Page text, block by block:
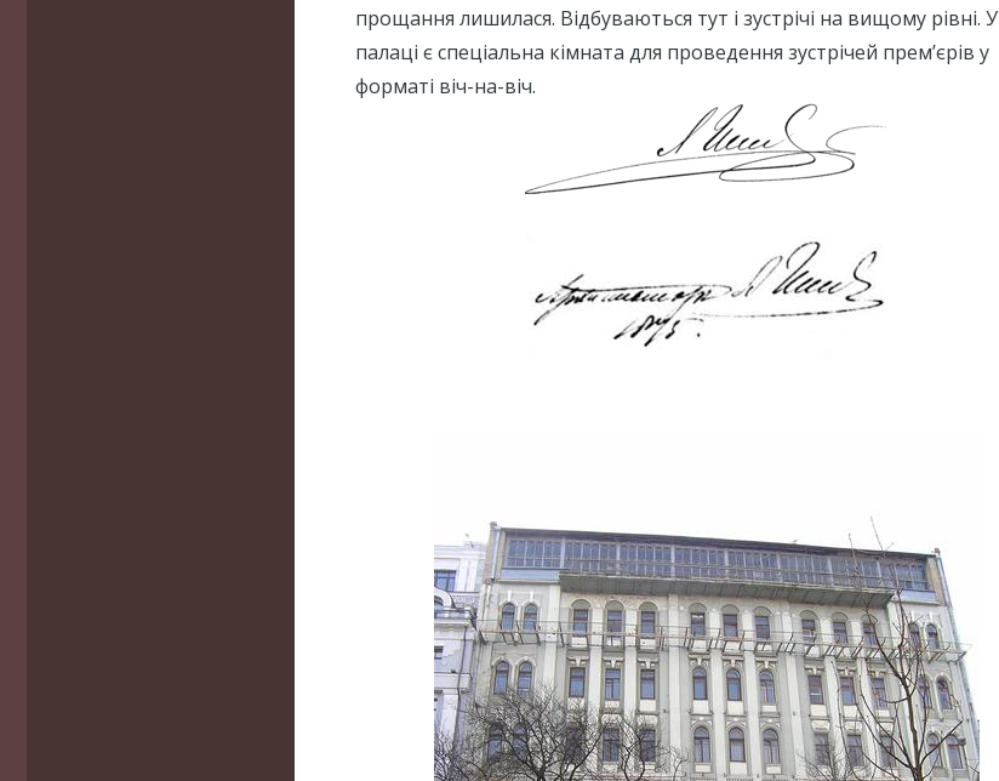
прощання лишилася. Відбуваються тут і зустрічі на вищому рівні. У
палаці є спеціальна кімната для проведення зустрічей прем’єрів у
форматі віч-на-віч.